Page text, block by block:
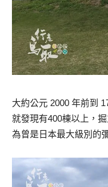
大約公元 2000 年前到
就發現有400棟以上，
為曾是日本最大級別的